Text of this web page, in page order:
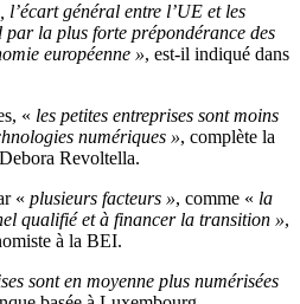
général entre l’UE et les
par la plus forte prépondérance des
européenne », est-il indiqué dans
« les petites entreprises sont moins
numériques », complète la
Revoltella.
« plusieurs facteurs », comme « la
qualifié et à financer la transition »,
à la BEI.
sont en moyenne plus numérisées